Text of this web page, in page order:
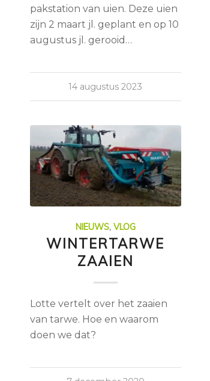
pakstation van uien. Deze uien
zijn 2 maart jl. geplant en op 10
augustus jl. gerooid…
14 augustus 2023
NIEUWS, VLOG
WINTERTARWE
ZAAIEN
Lotte vertelt over het zaaien
van tarwe. Hoe en waarom
doen we dat?